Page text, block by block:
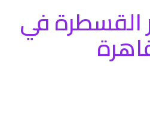
القسطرة في